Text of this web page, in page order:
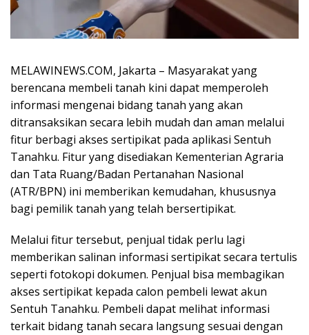
MELAWINEWS.COM, Jakarta – Masyarakat yang
berencana membeli tanah kini dapat memperoleh
informasi mengenai bidang tanah yang akan
ditransaksikan secara lebih mudah dan aman melalui
fitur berbagi akses sertipikat pada aplikasi Sentuh
Tanahku. Fitur yang disediakan Kementerian Agraria
dan Tata Ruang/Badan Pertanahan Nasional
(ATR/BPN) ini memberikan kemudahan, khususnya
bagi pemilik tanah yang telah bersertipikat.
Melalui fitur tersebut, penjual tidak perlu lagi
memberikan salinan informasi sertipikat secara tertulis
seperti fotokopi dokumen. Penjual bisa membagikan
akses sertipikat kepada calon pembeli lewat akun
Sentuh Tanahku. Pembeli dapat melihat informasi
terkait bidang tanah secara langsung sesuai dengan